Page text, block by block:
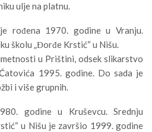
ulje na platnu.
rođena 1970. godine u Vranju.
školu „Đorđe Krstić“ u Nišu.
u Prištini, odsek slikarstvo
1995. godine. Do sada je
i više grupnih.
godine u Kruševcu. Srednju
u Nišu je završio 1999. godine